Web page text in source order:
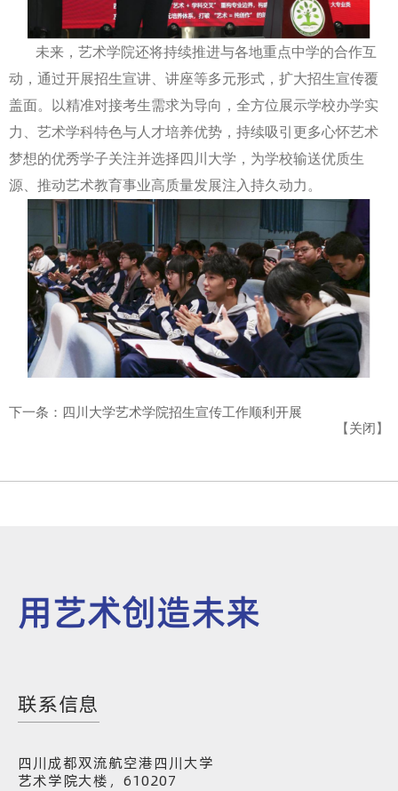
未来， 艺术学院还将持续推进与各地重点中学的合作互
动，通过开展招生宣讲、 讲座等多元形式， 扩大招生宣传覆
盖面。以精准对接考生需求为导向，全方位展示学校办学实
力、艺术学科特色与人才培养优势，持续吸引更多心怀艺术
梦想的优秀学子关注并选择四川大学，为学校输送优质生
源、推动艺术教育事业高质量发展注入持久动力。
下一条：四川大学艺术学院招生宣传工作顺利开展
【关闭】
用艺术创造未来
联系信息
四川成都双流航空港四川大学
艺术学院大楼，610207